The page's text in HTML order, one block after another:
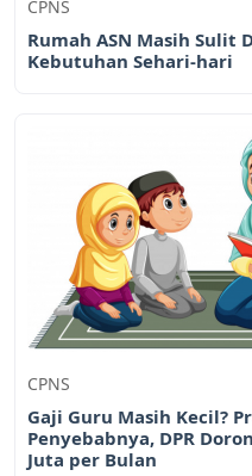
CPNS
Rumah ASN Masih
Kebutuhan Sehari-hari
CPNS
Gaji Guru Masih Kecil?
Penyebabnya, DPR
Juta per Bulan